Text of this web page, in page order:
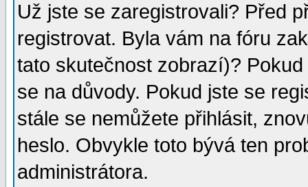
Už jste se zaregistrovali? Před
registrovat. Byla vám na fóru
tato skutečnost zobrazí)?
se na důvody. Pokud jste se
stále se nemůžete přihlásit,
heslo. Obvykle toto bývá ten
administrátora.